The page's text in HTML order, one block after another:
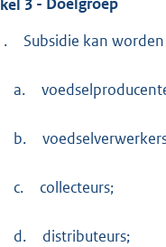
Subsidie kan
a.
b.
c. collecteurs;
d. distributeurs;